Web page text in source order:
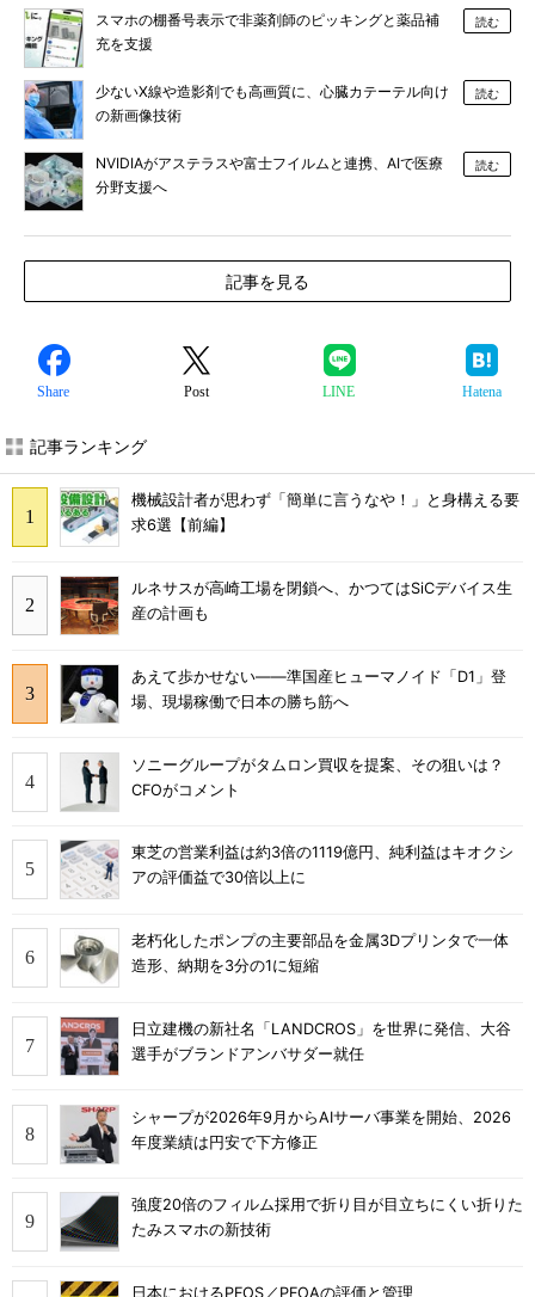
スマホの棚番号表示で非薬剤師のピッキングと薬品補
充を支援
読む
少ないX線や造影剤でも高画質に、心臓カテーテル向け
の新画像技術
読む
NVIDIAがアステラスや富士フイルムと連携、AIで医療
分野支援へ
読む
記事を見る
Share Post LINE Hatena
記事ランキング
機械設計者が思わず「簡単に言うなや！」と身構える要
求6選【前編】
ルネサスが高崎工場を閉鎖へ、かつてはSiCデバイス生
産の計画も
あえて歩かせない――準国産ヒューマノイド「D1」登
場、現場稼働で日本の勝ち筋へ
ソニーグループがタムロン買収を提案、その狙いは？
CFOがコメント
東芝の営業利益は約3倍の1119億円、純利益はキオクシ
アの評価益で30倍以上に
老朽化したポンプの主要部品を金属3Dプリンタで一体
造形、納期を3分の1に短縮
日立建機の新社名「LANDCROS」を世界に発信、大谷
選手がブランドアンバサダー就任
シャープが2026年9月からAIサーバ事業を開始、2026
年度業績は円安で下方修正
強度20倍のフィルム採用で折り目が目立ちにくい折りた
たみスマホの新技術
日本におけるPFOS／PFOAの評価と管理